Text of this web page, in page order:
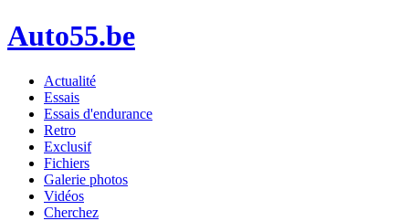
Auto55.be
Actualité
Essais
Essais d'endurance
Retro
Exclusif
Fichiers
Galerie photos
Vidéos
Cherchez